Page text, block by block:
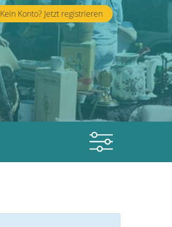
Kein Konto? Jetzt registrieren